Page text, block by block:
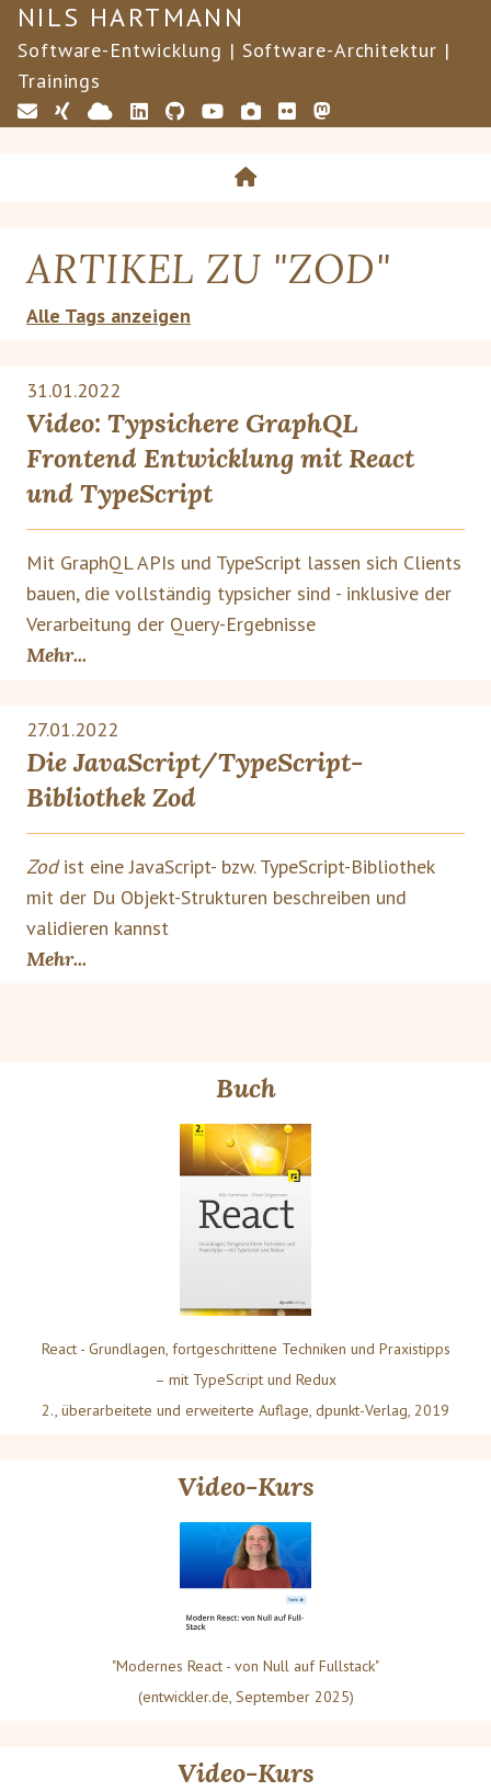
NILS HARTMANN
Software-Entwicklung | Software-Architektur |
Trainings
ARTIKEL ZU "ZOD"
Alle Tags anzeigen
31.01.2022
Video: Typsichere GraphQL
Frontend Entwicklung mit React
und TypeScript
Mit GraphQL APIs und TypeScript lassen sich Clients
bauen, die vollständig typsicher sind - inklusive der
Verarbeitung der Query-Ergebnisse
Mehr...
27.01.2022
Die JavaScript/TypeScript-
Bibliothek Zod
Zodist eine JavaScript- bzw. TypeScript-Bibliothek
mit der Du Objekt-Strukturen beschreiben und
validieren kannst
Mehr...
Buch
React - Grundlagen, fortgeschrittene Techniken und Praxistipps
– mit TypeScript und Redux
2., überarbeitete und erweiterte Auflage, dpunkt-Verlag, 2019
Video-Kurs
"Modernes React - von Null auf Fullstack"
(entwickler.de, September 2025)
Video-Kurs